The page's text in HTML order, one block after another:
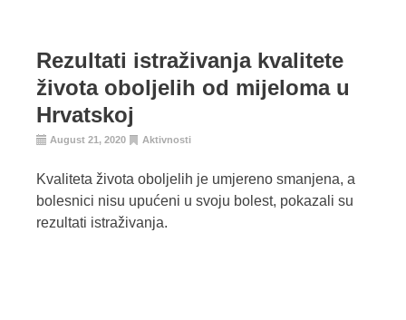
Rezultati istraživanja kvalitete
života oboljelih od mijeloma u
Hrvatskoj
August 21, 2020 Aktivnosti
Kvaliteta života oboljelih je umjereno smanjena, a
bolesnici nisu upućeni u svoju bolest, pokazali su
rezultati istraživanja.